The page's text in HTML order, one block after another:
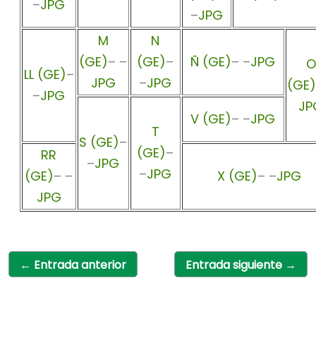
–JPG
–JPG
LL (GE)–
–JPG
M
(GE)– –
JPG
N
(GE)–
–JPG
Ñ (GE)– –JPG
O
(GE)
S (GE)–
–JPG
T
(GE)–
–JPG
V (GE)– –JPG
RR
(GE)– –
JPG
X (GE)– –JPG
← Entrada anterior Entrada siguiente →